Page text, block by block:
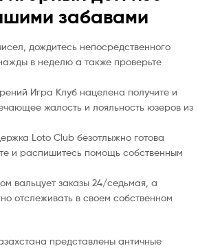
забавами
дождитесь непосредственного
в неделю а также проверьте
Игра Клуб нацелена получите и
жалость и лояльность юзеров из
Loto Club безотлыжно готова
и распишитесь помощь собственным
вальцует заказы 24/седьмая, а
отслеживать в своем собственном
представлены античные